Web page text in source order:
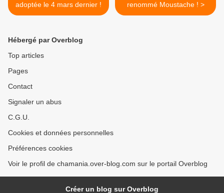
adoptée le 4 mars dernier !
renommé Moustache ! >
Hébergé par Overblog
Top articles
Pages
Contact
Signaler un abus
C.G.U.
Cookies et données personnelles
Préférences cookies
Voir le profil de chamania.over-blog.com sur le portail Overblog
Créer un blog sur Overblog